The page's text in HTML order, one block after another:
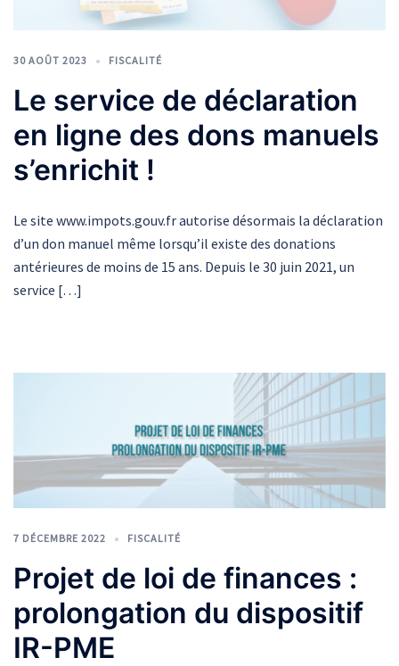
30 AOÛT 2023 FISCALITÉ
Le service de déclaration
en ligne des dons manuels
s’enrichit !
Le site www.impots.gouv.fr autorise désormais la déclaration
d’un don manuel même lorsqu’il existe des donations
antérieures de moins de 15 ans. Depuis le 30 juin 2021, un
service […]
7 DÉCEMBRE 2022 FISCALITÉ
Projet de loi de finances :
prolongation du dispositif
IR-PME